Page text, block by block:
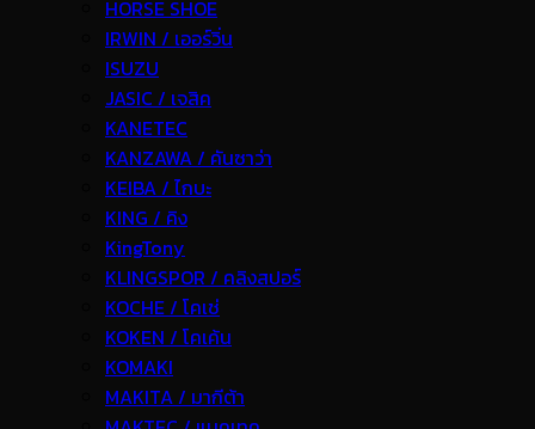
HORSE SHOE
IRWIN / เออร์วิ่น
ISUZU
JASIC / เจสิค
KANETEC
KANZAWA / คันซาว่า
KEIBA / ไกบะ
KING / คิง
KingTony
KLINGSPOR / คลิงสปอร์
KOCHE / โคเช่
KOKEN / โคเค้น
KOMAKI
MAKITA / มากีต้า